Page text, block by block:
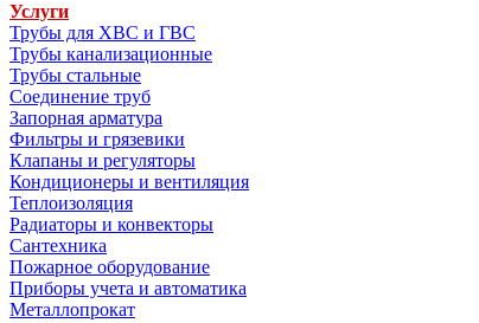
Услуги
Трубы для ХВС и ГВС
Трубы канализационные
Трубы стальные
Соединение труб
Запорная арматура
Фильтры и грязевики
Клапаны и регуляторы
Кондиционеры и вентиляция
Теплоизоляция
Радиаторы и конвекторы
Сантехника
Пожарное оборудование
Приборы учета и автоматика
Металлопрокат